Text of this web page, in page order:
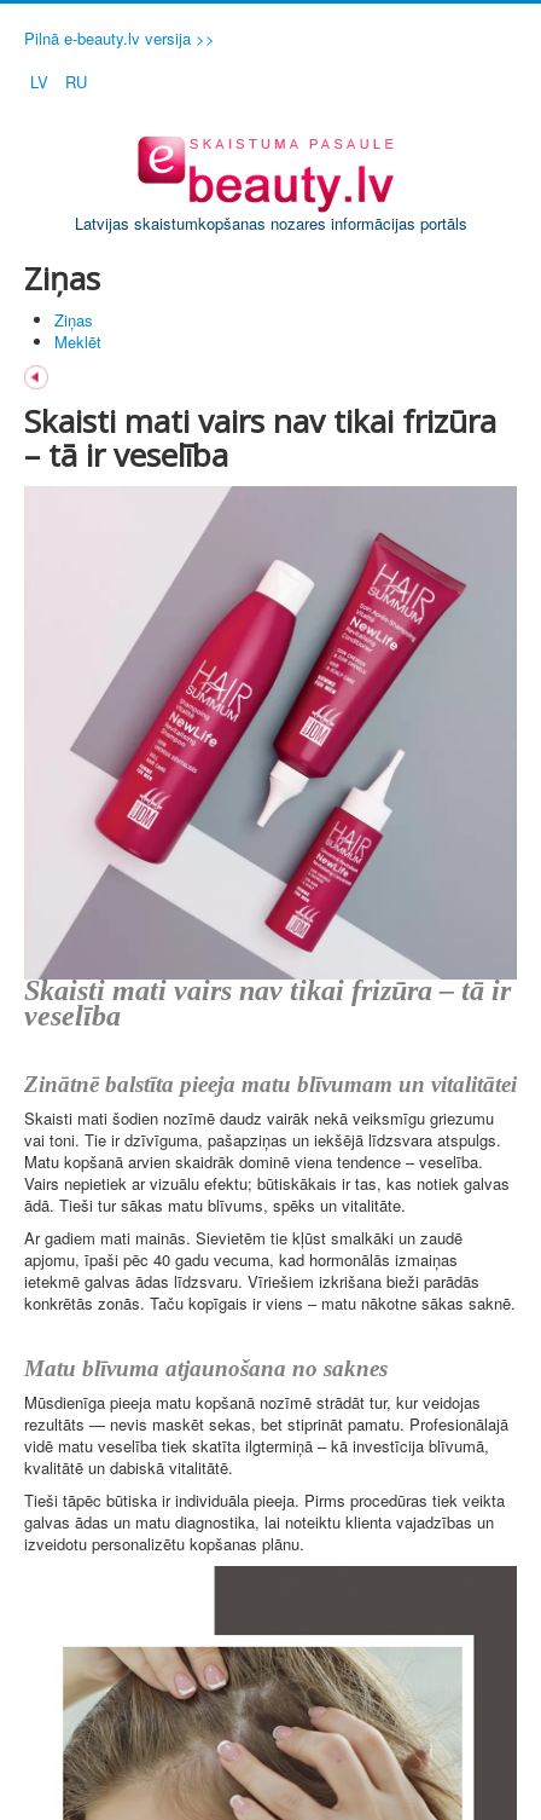
Pilnā e-beauty.lv versija >>
LV
RU
Latvijas skaistumkopšanas nozares informācijas portāls
Ziņas
Ziņas
Meklēt
Skaisti mati vairs nav tikai frizūra
– tā ir veselība
Skaisti mati vairs nav tikai frizūra – tā ir
veselība
Zinātnē balstīta pieeja matu blīvumam un vitalitātei
Skaisti mati šodien nozīmē daudz vairāk nekā veiksmīgu griezumu
vai toni. Tie ir dzīvīguma, pašapziņas un iekšējā līdzsvara atspulgs.
Matu kopšanā arvien skaidrāk dominē viena tendence – veselība.
Vairs nepietiek ar vizuālu efektu; būtiskākais ir tas, kas notiek galvas
ādā. Tieši tur sākas matu blīvums, spēks un vitalitāte.
Ar gadiem mati mainās. Sievietēm tie kļūst smalkāki un zaudē
apjomu, īpaši pēc 40 gadu vecuma, kad hormonālās izmaiņas
ietekmē galvas ādas līdzsvaru. Vīriešiem izkrišana bieži parādās
konkrētās zonās. Taču kopīgais ir viens – matu nākotne sākas saknē.
Matu blīvuma atjaunošana no saknes
Mūsdienīga pieeja matu kopšanā nozīmē strādāt tur, kur veidojas
rezultāts — nevis maskēt sekas, bet stiprināt pamatu. Profesionālajā
vidē matu veselība tiek skatīta ilgtermiņā – kā investīcija blīvumā,
kvalitātē un dabiskā vitalitātē.
Tieši tāpēc būtiska ir individuāla pieeja. Pirms procedūras tiek veikta
galvas ādas un matu diagnostika, lai noteiktu klienta vajadzības un
izveidotu personalizētu kopšanas plānu.